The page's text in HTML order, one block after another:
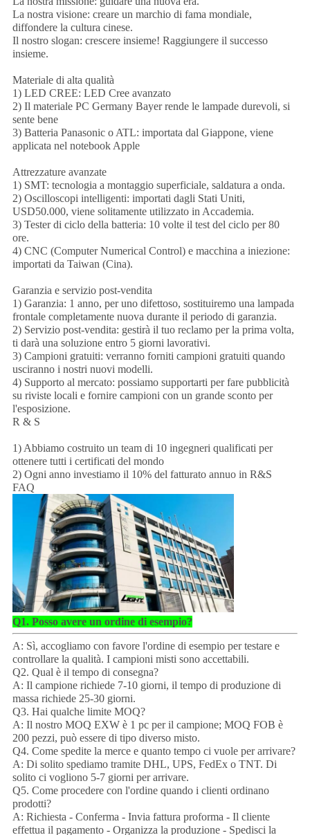
La nostra visione: creare un marchio di fama mondiale,
diffondere la cultura cinese.
Il nostro slogan: crescere insieme! Raggiungere il successo
insieme.
Materiale di alta qualità
1) LED CREE: LED Cree avanzato
2) Il materiale PC Germany Bayer rende le lampade durevoli, si
sente bene
3) Batteria Panasonic o ATL: importata dal Giappone, viene
applicata nel notebook Apple
Attrezzature avanzate
1) SMT: tecnologia a montaggio superficiale, saldatura a onda.
2) Oscilloscopi intelligenti: importati dagli Stati Uniti,
USD50.000, viene solitamente utilizzato in Accademia.
3) Tester di ciclo della batteria: 10 volte il test del ciclo per 80
ore.
4) CNC (Computer Numerical Control) e macchina a iniezione:
importati da Taiwan (Cina).
Garanzia e servizio post-vendita
1) Garanzia: 1 anno, per uno difettoso, sostituiremo una lampada
frontale completamente nuova durante il periodo di garanzia.
2) Servizio post-vendita: gestirà il tuo reclamo per la prima volta,
ti darà una soluzione entro 5 giorni lavorativi.
3) Campioni gratuiti: verranno forniti campioni gratuiti quando
usciranno i nostri nuovi modelli.
4) Supporto al mercato: possiamo supportarti per fare pubblicità
su riviste locali e fornire campioni con un grande sconto per
l'esposizione.
R & S
1) Abbiamo costruito un team di 10 ingegneri qualificati per
ottenere tutti i certificati del mondo
2) Ogni anno investiamo il 10% del fatturato annuo in R&S
FAQ
Q1. Posso avere un ordine di esempio?
A: Sì, accogliamo con favore l'ordine di esempio per testare e
controllare la qualità. I campioni misti sono accettabili.
Q2. Qual è il tempo di consegna?
A: Il campione richiede 7-10 giorni, il tempo di produzione di
massa richiede 25-30 giorni.
Q3. Hai qualche limite MOQ?
A: Il nostro MOQ EXW è 1 pc per il campione; MOQ FOB è
200 pezzi, può essere di tipo diverso misto.
Q4. Come spedite la merce e quanto tempo ci vuole per arrivare?
A: Di solito spediamo tramite DHL, UPS, FedEx o TNT. Di
solito ci vogliono 5-7 giorni per arrivare.
Q5. Come procedere con l'ordine quando i clienti ordinano
prodotti?
A: Richiesta - Conferma - Invia fattura proforma - Il cliente
effettua il pagamento - Organizza la produzione - Spedisci la